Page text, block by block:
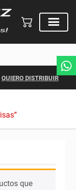
QUIERO DISTRIBUIR
que